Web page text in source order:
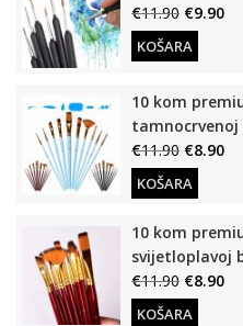
€11.90 €9.90
KOŠARA
10 kom
tamnocrvenoj
€11.90 €8.90
KOŠARA
10 kom
svijetloplavoj
€11.90 €8.90
KOŠARA